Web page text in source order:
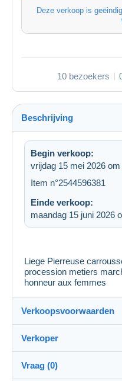
Deze verkoop is
10 bezoekers
Beschrijving
Begin verkoop:
vrijdag 15 mei 2026 om
Item n°2544596381
Einde verkoop:
maandag 15 juni 2026
Liege Pierreuse
procession metiers
honneur aux femmes
Verkoopsvoorwaarden
Bestemming:
Zie de lijst van landen
Verkoper
Vraag (0)